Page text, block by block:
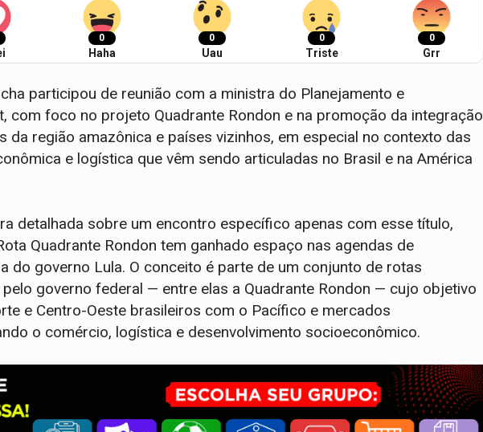
0
Haha
0
Uau
0
Triste
0
Grr
participou de reunião com a ministra do Planejamento e
com foco no projeto Quadrante Rondon e na promoção da integração
da região amazônica e países vizinhos, em especial no contexto das
e logística que vêm sendo articuladas no Brasil e na América
detalhada sobre um encontro específico apenas com esse título,
Quadrante Rondon tem ganhado espaço nas agendas de
do governo Lula. O conceito é parte de um conjunto de rotas
governo federal — entre elas a Quadrante Rondon — cujo objetivo
e Centro-Oeste brasileiros com o Pacífico e mercados
o comércio, logística e desenvolvimento socioeconômico.